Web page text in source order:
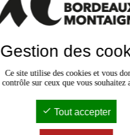
Gestion des
Ce site utilise des cookies et vous
contrôle sur ceux que vous souhaitez
Tout accepter